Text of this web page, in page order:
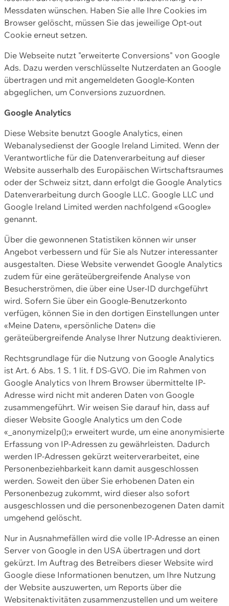
Messdaten wünschen. Haben Sie alle Ihre Cookies im
Browser gelöscht, müssen Sie das jeweilige Opt-out
Cookie erneut setzen.
Die Webseite nutzt "erweiterte Conversions" von Google
Ads. Dazu werden verschlüsselte Nutzerdaten an Google
übertragen und mit angemeldeten Google-Konten
abgeglichen, um Conversions zuzuordnen.
Google Analytics
Diese Website benutzt Google Analytics, einen
Webanalysedienst der Google Ireland Limited. Wenn der
Verantwortliche für die Datenverarbeitung auf dieser
Website ausserhalb des Europäischen Wirtschaftsraumes
oder der Schweiz sitzt, dann erfolgt die Google Analytics
Datenverarbeitung durch Google LLC. Google LLC und
Google Ireland Limited werden nachfolgend «Google»
genannt.
Über die gewonnenen Statistiken können wir unser
Angebot verbessern und für Sie als Nutzer interessanter
ausgestalten. Diese Website verwendet Google Analytics
zudem für eine geräteübergreifende Analyse von
Besucherströmen, die über eine User-ID durchgeführt
wird. Sofern Sie über ein Google-Benutzerkonto
verfügen, können Sie in den dortigen Einstellungen unter
«Meine Daten», «persönliche Daten» die
geräteübergreifende Analyse Ihrer Nutzung deaktivieren.
Rechtsgrundlage für die Nutzung von Google Analytics
ist Art. 6 Abs. 1 S. 1 lit. f DS-GVO. Die im Rahmen von
Google Analytics von Ihrem Browser übermittelte IP-
Adresse wird nicht mit anderen Daten von Google
zusammengeführt. Wir weisen Sie darauf hin, dass auf
dieser Website Google Analytics um den Code
«_anonymizeIp();» erweitert wurde, um eine anonymisierte
Erfassung von IP-Adressen zu gewährleisten. Dadurch
werden IP-Adressen gekürzt weiterverarbeitet, eine
Personenbeziehbarkeit kann damit ausgeschlossen
werden. Soweit den über Sie erhobenen Daten ein
Personenbezug zukommt, wird dieser also sofort
ausgeschlossen und die personenbezogenen Daten damit
umgehend gelöscht.
Nur in Ausnahmefällen wird die volle IP-Adresse an einen
Server von Google in den USA übertragen und dort
gekürzt. Im Auftrag des Betreibers dieser Website wird
Google diese Informationen benutzen, um Ihre Nutzung
der Website auszuwerten, um Reports über die
Websitenaktivitäten zusammenzustellen und um weitere